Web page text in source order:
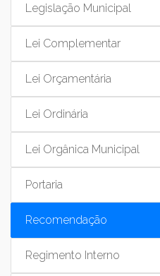
Legislação Municipal
Lei Complementar
Lei Orçamentária
Lei Ordinária
Lei Orgânica Municipal
Portaria
Recomendação
Regimento Interno